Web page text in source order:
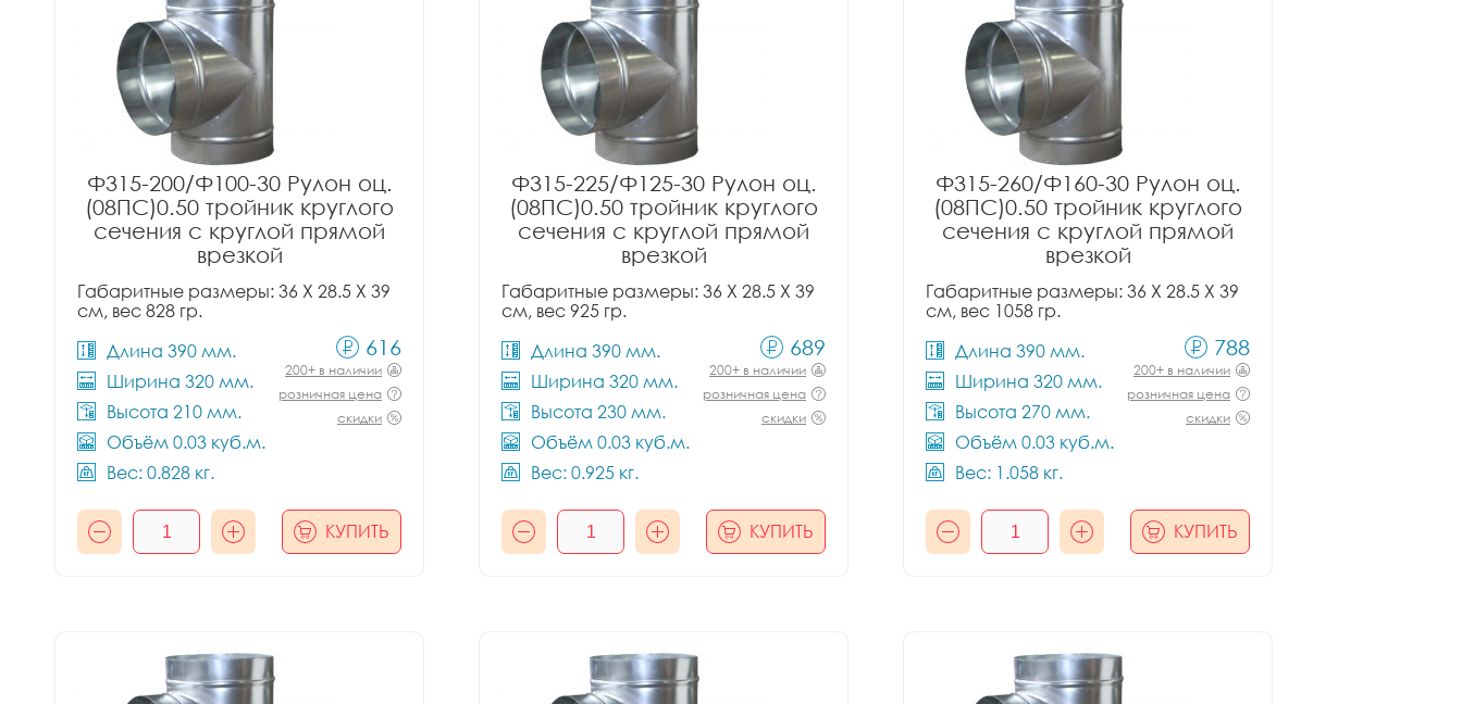
Ф315-200/Ф100-30 Рулон оц.
(08ПС)0.50 тройник круглого
сечения с круглой прямой
врезкой
Габаритные размеры: 36 X 28.5 X 39
см, вес 828 гр.
Длина 390 мм.
Ширина 320 мм.
Высота 210 мм.
Объём 0.03 куб.м.
Вес: 0.828 кг.
616
200+ в наличии
розничная цена
скидки
КУПИТЬ
Ф315-225/Ф125-30 Рулон оц.
(08ПС)0.50 тройник круглого
сечения с круглой прямой
врезкой
Габаритные размеры: 36 X 28.5 X 39
см, вес 925 гр.
Длина 390 мм.
Ширина 320 мм.
Высота 230 мм.
Объём 0.03 куб.м.
Вес: 0.925 кг.
689
200+ в наличии
розничная цена
скидки
КУПИТЬ
Ф315-260/Ф160-30 Рулон оц.
(08ПС)0.50 тройник круглого
сечения с круглой прямой
врезкой
Габаритные размеры: 36 X 28.5 X 39
см, вес 1058 гр.
Длина 390 мм.
Ширина 320 мм.
Высота 270 мм.
Объём 0.03 куб.м.
Вес: 1.058 кг.
788
200+ в наличии
розничная цена
скидки
КУПИТЬ